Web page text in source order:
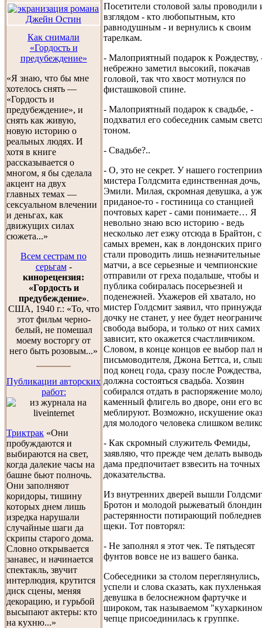
Как снимали
«Гордость и
предубеждение»
«Я знаю, что бы мне
хотелось снять —
«Гордость и
предубеждение», и
снять как живую,
новую историю о
реальных людях. И
хотя в книге
рассказывается о
многом, я бы сделала
акцент на двух
главных темах —
сексуальном влечении
и деньгах, как
движущих силах
сюжета...»
Всем сестрам по
серьгам-
кинорецензия:
«Гордость и
предубеждение».
США, 1940 г.: «То, что
этот фильм черно-
белый, не помешал
моему восторгу от
него быть розовым...»
Публикации авторских
работ:
Триктрак «Они
пробуждаются и
выбираются на свет,
когда далекие часы на
башне бьют полночь.
Они заполняют
коридоры, тишину
которых днем лишь
изредка нарушали
случайные шаги да
скрипы старого дома.
Словно открывается
занавес, и начинается
спектакль, звучит
интерлюдия, крутится
диск сцены, меняя
декорацию, и гурьбой
высыпают актеры: кто
на кухню...»
Посетители столовой залы проводили
взглядом - кто любопытным, кто
равнодушным - и вернулись к своим
тарелкам.
- Малоприятный подарок к Рождеству,
небрежно заметил высокий, покачав
головой, так что хвост мотнулся по
фисташковой спине.
- Малоприятный подарок к свадьбе, -
подхватил его собеседник самым
тоном.
- Свадьбе?..
- О, это не секрет. У нашего
мистера Голдсмита единственная дочь,
Эмили. Милая, скромная девушка, а уж
приданое-то - гостиница со станцией
почтовых карет - сами понимаете… Я
невольно знаю всю историю - ведь
несколько лет езжу отсюда в Брайтон,
самых времен, как в лондонских
стали проводить лишь незначительные
матчи, а все серьезные и чемпионские
отправили от греха подальше, чтобы и
публика собиралась посерьезней и
поденежней. Ухажеров ей хватало, но
мистер Голдсмит заявил, что
дочку не станет, у нее будет
свобода выбора, и только от них самих
зависит, кто окажется счастливчиком.
Словом, в конце концов ее выбор пал
письмоводителя, Джона Беттса, и,
под конец года, сразу после Рождества,
должна состояться свадьба. Хозяин
собирался отдать в распоряжение
каменный флигель во дворе, они его
меблируют. Возможно, искушение
для молодого человека слишком
- Как скромный служитель Фемиды,
заявляю, что прежде чем делать
дама предпочитает взвесить на точных
доказательства.
Из внутренних дверей вышли
Бротон и молодой рыжеватый
растерянности потирающий
щеки. Тот повторял:
- Не заполнял я этот чек. Те пятьдесят
фунтов вовсе не из вашего банка.
Собеседники за столом
успели и слова сказать, как пухленькая
девушка в белоснежном фартучке и
широком, так называемом
чепце присоединилась к группке.